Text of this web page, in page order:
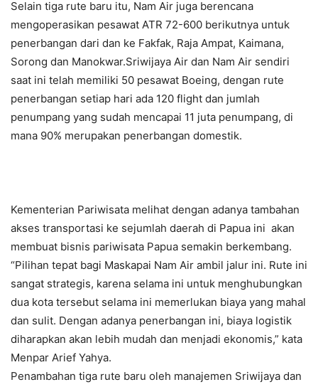
Selain tiga rute baru itu, Nam Air juga berencana
mengoperasikan pesawat ATR 72-600 berikutnya untuk
penerbangan dari dan ke Fakfak, Raja Ampat, Kaimana,
Sorong dan Manokwar.Sriwijaya Air dan Nam Air sendiri
saat ini telah memiliki 50 pesawat Boeing, dengan rute
penerbangan setiap hari ada 120 flight dan jumlah
penumpang yang sudah mencapai 11 juta penumpang, di
mana 90% merupakan penerbangan domestik.
Kementerian Pariwisata melihat dengan adanya tambahan
akses transportasi ke sejumlah daerah di Papua ini akan
membuat bisnis pariwisata Papua semakin berkembang.
“Pilihan tepat bagi Maskapai Nam Air ambil jalur ini. Rute ini
sangat strategis, karena selama ini untuk menghubungkan
dua kota tersebut selama ini memerlukan biaya yang mahal
dan sulit. Dengan adanya penerbangan ini, biaya logistik
diharapkan akan lebih mudah dan menjadi ekonomis,” kata
Menpar Arief Yahya.
Penambahan tiga rute baru oleh manajemen Sriwijaya dan